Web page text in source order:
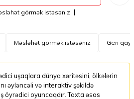
görmək istəsəniz
Məsləhət görmək istəsəniz Geri
uşaqlara dünya xəritəsini, ölkələrin
əyləncəli və interaktiv şəkildə
öyrədici oyuncaqdır. Taxta əsas